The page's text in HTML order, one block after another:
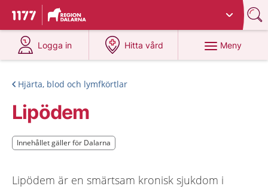
Till startsidan för 1177
Du har valt region
Logga in
på 1177.se
Hitta vård
på 1177.se
Meny
Hjärta, blod och lymfkörtlar
Lipödem
Innehållet gäller för Dalarna
Innehållet gäller för Dalarna
Lipödem är en smärtsam kronisk sjukdom i